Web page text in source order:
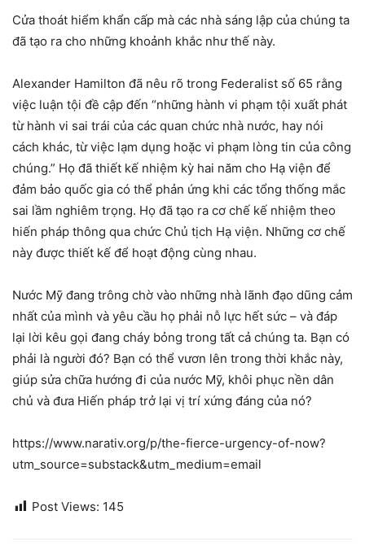
Cửa thoát hiểm khẩn cấp mà các nhà sáng lập của chúng ta
đã tạo ra cho những khoảnh khắc như thế này.
Alexander Hamilton đã nêu rõ trong Federalist số 65 rằng
việc luận tội đề cập đến “những hành vi phạm tội xuất phát
từ hành vi sai trái của các quan chức nhà nước, hay nói
cách khác, từ việc lạm dụng hoặc vi phạm lòng tin của công
chúng.” Họ đã thiết kế nhiệm kỳ hai năm cho Hạ viện để
đảm bảo quốc gia có thể phản ứng khi các tổng thống mắc
sai lầm nghiêm trọng. Họ đã tạo ra cơ chế kế nhiệm theo
hiến pháp thông qua chức Chủ tịch Hạ viện. Những cơ chế
này được thiết kế để hoạt động cùng nhau.
Nước Mỹ đang trông chờ vào những nhà lãnh đạo dũng cảm
nhất của mình và yêu cầu họ phải nỗ lực hết sức – và đáp
lại lời kêu gọi đang cháy bỏng trong tất cả chúng ta. Bạn có
phải là người đó? Bạn có thể vươn lên trong thời khắc này,
giúp sửa chữa hướng đi của nước Mỹ, khôi phục nền dân
chủ và đưa Hiến pháp trở lại vị trí xứng đáng của nó?
https://www.narativ.org/p/the-fierce-urgency-of-now?
utm_source=substack&utm_medium=email
Post Views: 145